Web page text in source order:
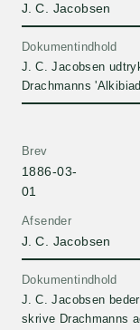
J. C. Jacobsen
Dokumentindhold
J. C. Jacobsen
Drachmanns
negative indtryk
Afsender
J. C. Jacobsen
Brev
1886-03-
01
Dokumentindhold
J. C. Jacobsen
skrive Drachmanns